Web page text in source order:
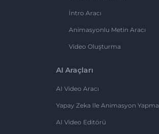
İntro Aracı
Animasyonlu Metin Aracı
Video Oluşturma
AI Araçları
AI Video Aracı
Yapay Zeka Ile Animasyon Yapma
AI Video Editörü